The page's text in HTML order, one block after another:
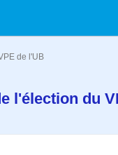
de l'UB
l'élection du